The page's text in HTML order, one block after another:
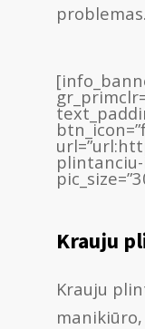
plintanciu-
Krauju
Krauju